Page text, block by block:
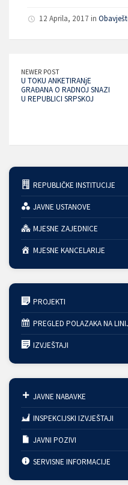
12 Aprila, 2017 in
NEWER POST
U TOKU ANKETIRANjE
GRAĐANA O RADNOJ SNAZI
U REPUBLICI SRPSKOJ
REPUBLIČKE INSTITUCIJE
JAVNE USTANOVE
MJESNE ZAJEDNICE
MJESNE KANCELARIJE
PROJEKTI
PREGLED POLAZAKA NA
IZVJEŠTAJI
JAVNE NABAVKE
INSPEKCIJSKI IZVJEŠTAJI
JAVNI POZIVI
SERVISNE INFORMACIJE